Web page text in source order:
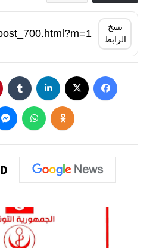
نسخ
الرابط